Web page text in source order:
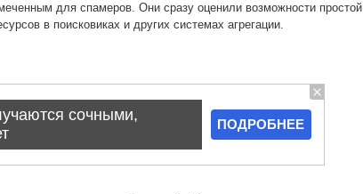
для спамеров. Они сразу оценили возможности простой
в поисковиках и других системах агрегации.